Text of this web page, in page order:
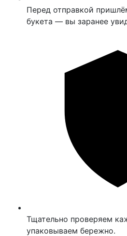
Перед отправкой
букета — вы заранее
Тщательно проверяем
упаковываем бережно.